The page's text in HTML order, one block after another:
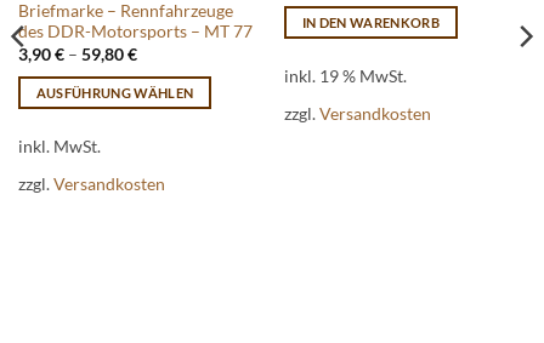
Briefmarke – Rennfahrzeuge
des DDR-Motorsports – MT 77
3,90€– 59,80€
AUSFÜHRUNG WÄHLEN
Produkt
mehrere
inkl. MwSt.
zzgl.Versandkosten
IN DEN WARENKORB
inkl. 19 % MwSt.
zzgl.Versandkosten